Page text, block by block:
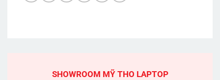
SHOWROOM MỸ THO LAPTOP